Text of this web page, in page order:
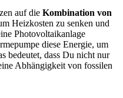
auf die Kombination von
Heizkosten zu senken und
Photovoltaikanlage
diese Energie, um
bedeutet, dass Du nicht nur
Abhängigkeit von fossilen